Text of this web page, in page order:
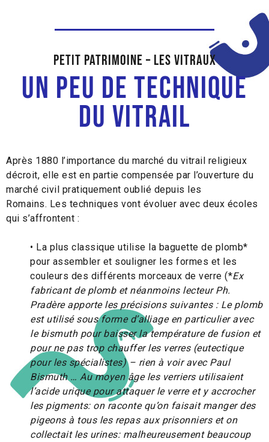
Petit patrimoine – Les vitraux
Un peu de technique
du vitrail
Après 1880 l’importance du marché du vitrail religieux
décroit, elle est en partie compensée par l’ouverture du
marché civil pratiquement oublié depuis les
Romains. Les techniques vont évoluer avec deux écoles
qui s’affrontent :
• La plus classique utilise la baguette de plomb*
pour assembler et souligner les formes et les
couleurs des différents morceaux de verre (*Ex
fabricant de plomb et néanmoins lecteur Ph.
Pradère apporte les précisions suivantes : Le plomb
est utilisé sous forme d’alliage en particulier avec
le bismuth pour baisser la température de fusion et
pour ne pas trop chauffer les verres (eutectique
pour les spécialistes) – rien à voir avec Paul
Bismuth … Au moyen âge les verriers utilisaient
l’acide urique pour attaquer le verre et y accrocher
les pigments: on raconte qu’on faisait manger des
pigeons à tous les repas aux prisonniers et on
collectait les urines: malheureusement beaucoup